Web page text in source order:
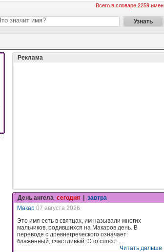
Всего в словаре 2259 имен
Реклама
День ангела сегодня
завтра
Макар 07 августа 2026
Это имя есть в святцах, им называли многих
мальчиков, родившихся на Макаров день. В
переводе с древнегреческого означает:
блаженный, счастливый. Это спосо...
Читать дальше